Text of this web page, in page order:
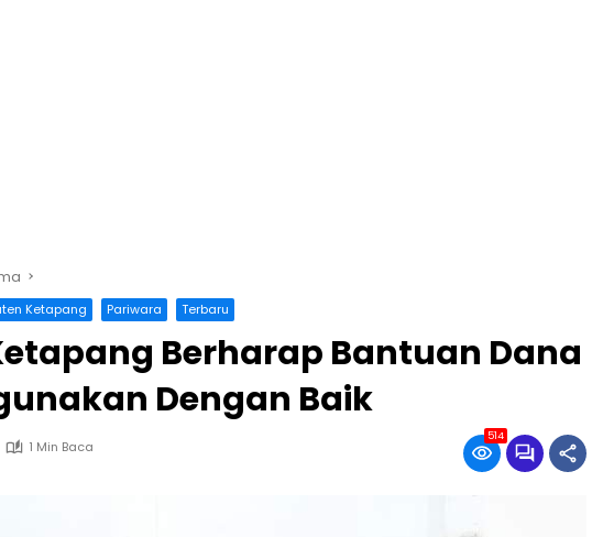
Ketapang Pariwara Terbaru
Berharap Bantuan Dana
Dengan Baik
1 Min Baca
514